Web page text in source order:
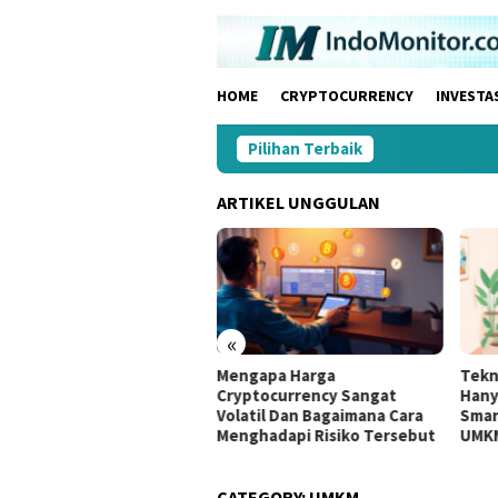
HOME CRYPTOCURRENCY
Pilihan Terbaik
ARTIKEL UNGGULAN
«
Mengapa Harga
Cryptocurrency Sangat
Volatil Dan Bagaimana Cara
Menghadapi Risiko Tersebut